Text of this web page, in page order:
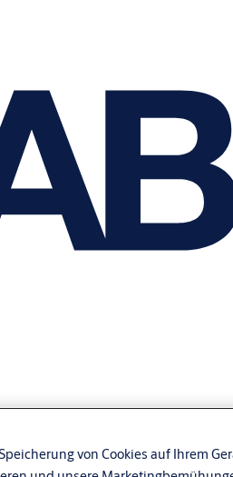
von Cookies auf Ihrem